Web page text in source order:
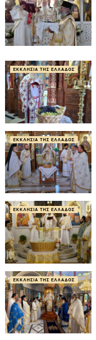
ΕΚΚΛΗΣΊΑ ΤΗΣ ΕΛΛΆΔΟΣ
ΕΚΚΛΗΣΊΑ ΤΗΣ ΕΛΛΆΔΟΣ
ΕΚΚΛΗΣΊΑ ΤΗΣ ΕΛΛΆΔΟΣ
ΕΚΚΛΗΣΊΑ ΤΗΣ ΕΛΛΆΔΟΣ